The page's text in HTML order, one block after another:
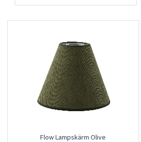
Flow Lampskärm Olive